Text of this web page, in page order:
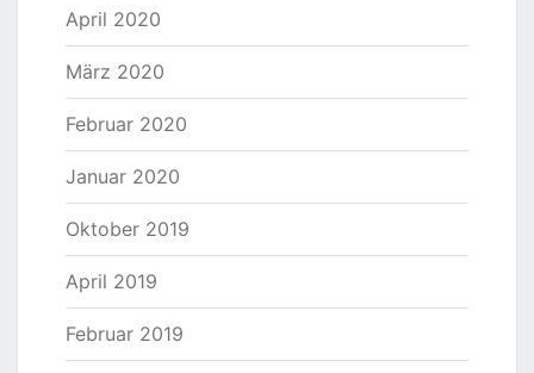
April 2020
März 2020
Februar 2020
Januar 2020
Oktober 2019
April 2019
Februar 2019